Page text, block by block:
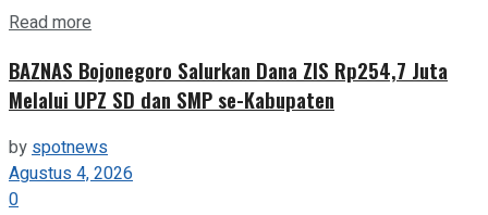
Read more
BAZNAS Bojonegoro Salurkan Dana ZIS Rp254,7 Juta
Melalui UPZ SD dan SMP se-Kabupaten
byspotnews
Agustus 4, 2026
0